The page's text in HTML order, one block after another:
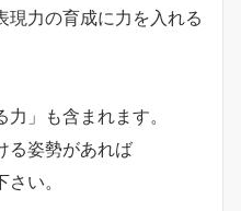
現力の育成に力を入れる
力」も含まれます。
る姿勢があれば
い。